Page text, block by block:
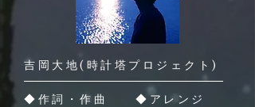
吉岡大地(時計塔プロジェクト)
◆作詞・作曲 ◆アレンジ